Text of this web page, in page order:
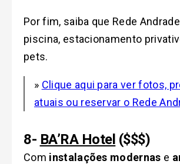
Por fim, saiba que Rede
piscina, estacionamento
pets.
» Clique aqui para ver fotos,
atuais ou reservar o Rede
8- BA’RA Hotel ($$$)
Com instalações modernas e